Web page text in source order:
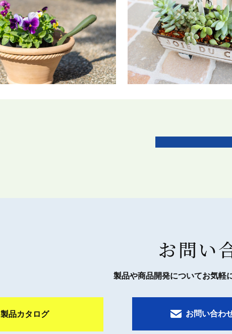
お問い
製品や商品開発についてお気軽
製品カタログ お問い合わ